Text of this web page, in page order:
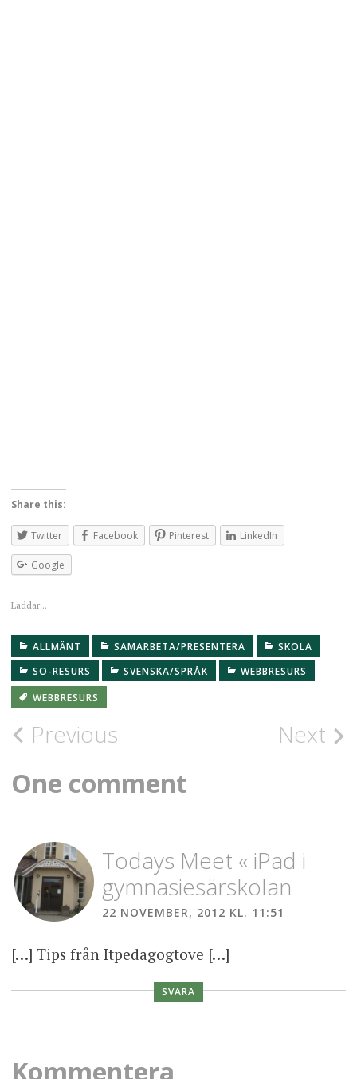
Share this:
Twitter Facebook Pinterest LinkedIn
Google
Laddar...
ALLMÄNT SAMARBETA/PRESENTERA
SKOLA
SO-RESURS
SVENSKA/SPRÅK
WEBBRESURS
WEBBRESURS
Previous Next
One comment
Todays Meet « iPad i
gymnasiesärskolan
22 NOVEMBER, 2012 KL. 11:51
[…] Tips från Itpedagogtove […]
SVARA
Kommentera